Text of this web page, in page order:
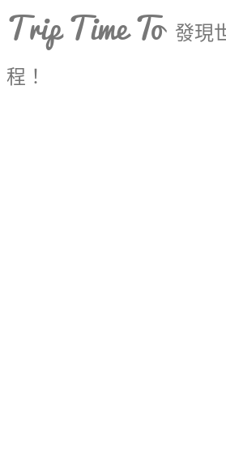
Trip Time To 發現
程！